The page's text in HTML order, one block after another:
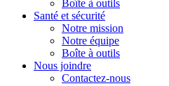
Boîte à outils
Santé et sécurité
Notre mission
Notre équipe
Boîte à outils
Nous joindre
Contactez-nous